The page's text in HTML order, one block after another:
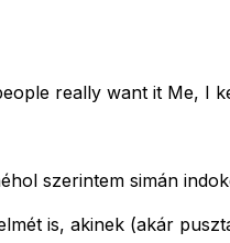
really want it Me, I
szerintem simán
is, akinek (akár